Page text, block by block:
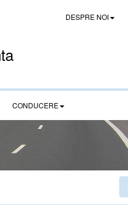
DESPRE NOI
CONDUCERE